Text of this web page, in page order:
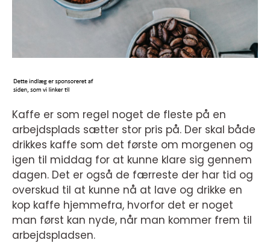
Kaffe er som regel noget de fleste på en
arbejdsplads sætter stor pris på. Der skal både
drikkes kaffe som det første om morgenen og
igen til middag for at kunne klare sig gennem
dagen. Det er også de færreste der har tid og
overskud til at kunne nå at lave og drikke en
kop kaffe hjemmefra, hvorfor det er noget
man først kan nyde, når man kommer frem til
arbejdspladsen.